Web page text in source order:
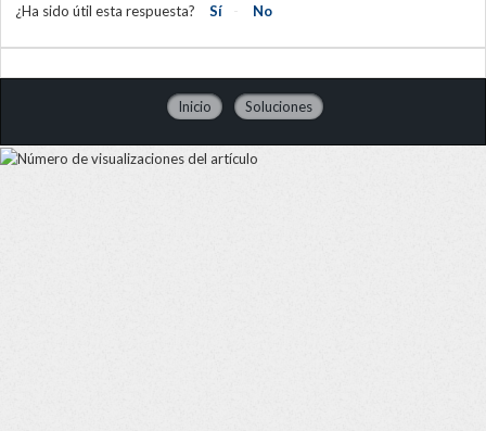
¿Ha sido útil esta respuesta? Sí No
Inicio Soluciones